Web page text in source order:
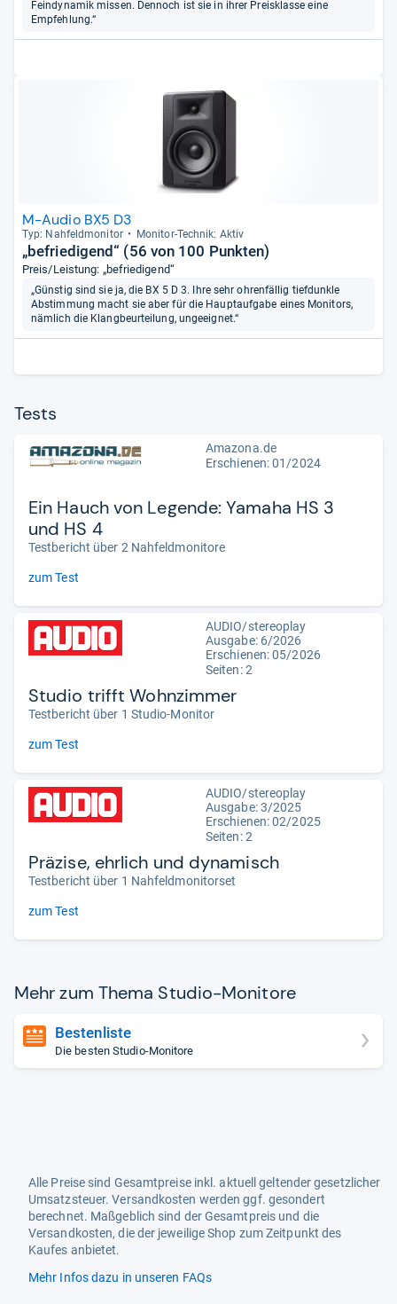
Feindynamik missen. Dennoch ist sie in ihrer Preisklasse eine
Empfehlung.“
M-Audio BX5 D3
Typ: Nah­feld­mo­ni­tor Moni­tor-​Tech­nik: Aktiv
„befriedigend“ (56 von 100 Punkten)
Preis/Leistung: „befriedigend“
„Günstig sind sie ja, die BX 5 D 3. Ihre sehr ohrenfällig tiefdunkle
Abstimmung macht sie aber für die Hauptaufgabe eines Monitors,
nämlich die Klangbeurteilung, ungeeignet.“
Tests
Amazona.de
Erschienen: 01/2024
Ein Hauch von Legende: Yamaha HS 3
und HS 4
Testbericht über 2 Nahfeldmonitore
zum Test
AUDIO/stereoplay
Ausgabe: 6/2026
Erschienen:05/2026
Seiten: 2
Studio trifft Wohnzimmer
Testbericht über 1 Studio-Monitor
zum Test
AUDIO/stereoplay
Ausgabe: 3/2025
Erschienen: 02/2025
Seiten: 2
Präzise, ehrlich und dynamisch
Testbericht über 1 Nahfeldmonitorset
zum Test
Mehr zum Thema Stu­dio-​Moni­tore
Bestenliste
Die besten Studio-Monitore
Alle Preise sind Gesamtpreise inkl. aktuell geltender gesetzlicher
Umsatzsteuer. Versandkosten werden ggf. gesondert
berechnet. Maßgeblich sind der Gesamtpreis und die
Versandkosten, die der jeweilige Shop zum Zeitpunkt des
Kaufes anbietet.
Mehr Infos dazu in unseren FAQs